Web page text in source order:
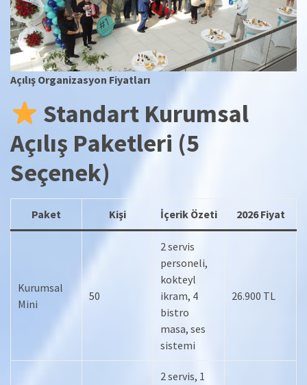
Açılış Organizasyon Fiyatları
Standart Kurumsal
Açılış Paketleri (5
Seçenek)
Paket Kişi İçerik Özeti 2026 Fiyat
Kurumsal
Mini
50
2 servis
personeli,
kokteyl
ikram, 4
bistro
masa, ses
sistemi
26.900 TL
2 servis, 1